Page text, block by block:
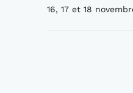
16, 17 et 18